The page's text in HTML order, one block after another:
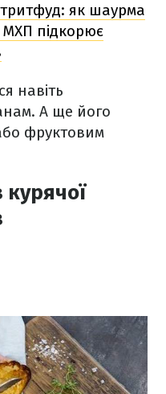
як шаурма
МХП підкорює
навіть
А ще його
фруктовим